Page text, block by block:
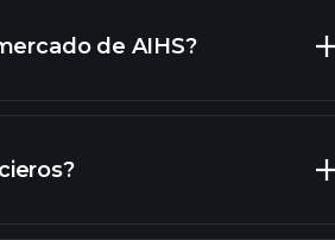
de AIHS?
de acciones